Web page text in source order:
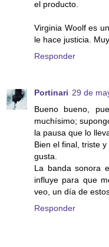
el producto.
Virginia Woolf es
le hace justicia.
Responder
Portinari 29 de
Bueno bueno,
muchísimo;
la pausa que lo
Bien el final, triste
gusta.
La banda sonora
influye para que
veo, un día de
Responder